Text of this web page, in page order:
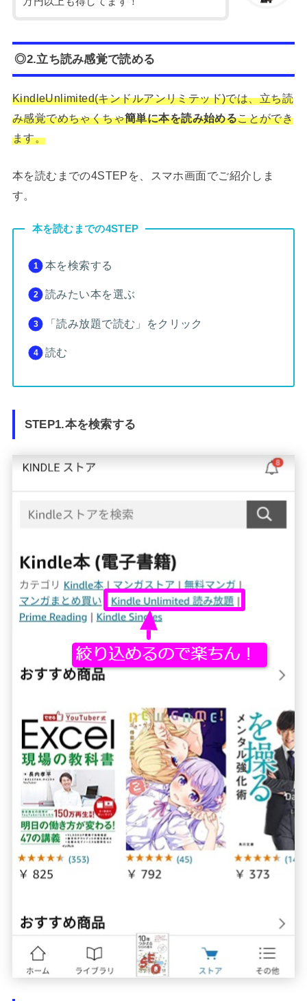
◎2.立ち読み感覚で読める
KindleUnlimited(キンドルアンリミテッド)では、立ち読
み感覚でめちゃくちゃ簡単に本を読み始めることができ
ます。
本を読むまでの4STEPを、スマホ画面でご紹介しま
す。
本を読むまでの4STEP
本を検索する
読みたい本を選ぶ
「読み放題で読む」をクリック
読む
STEP1.本を検索する